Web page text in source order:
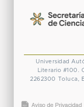
Universidad
Literario #100.
2262300 Toluca,